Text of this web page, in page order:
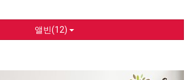
앨빈(12)